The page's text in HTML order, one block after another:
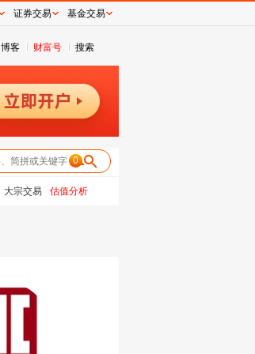
博客 财富号 搜索
0
大宗交易 估值分析
证券交易 基金交易